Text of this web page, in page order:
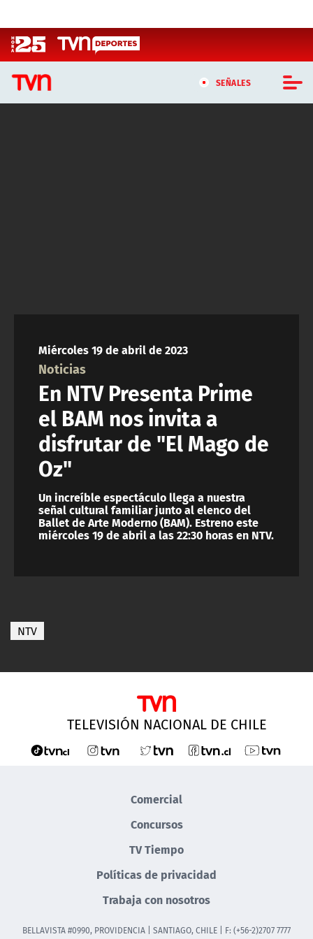
SEÑALES
ACTUALIDAD Y TENDENCIAS
CORPORATIVO Y TRANSPARENCIA
CANAL DE DENUNCIAS
ÁREA DE PROYECTOS
Miércoles 19 de abril de 2023
Noticias
En NTV Presenta Prime
el BAM nos invita a
disfrutar de "El Mago de
Oz"
Un increíble espectáculo llega a nuestra
señal cultural familiar junto al elenco del
Ballet de Arte Moderno (BAM). Estreno este
miércoles 19 de abril a las 22:30 horas en NTV.
NTV
TELEVISIÓN NACIONAL DE CHILE
Comercial
Concursos
TV Tiempo
Políticas de privacidad
Trabaja con nosotros
BELLAVISTA #0990, PROVIDENCIA | SANTIAGO, CHILE | F: (+56-2)2707 7777